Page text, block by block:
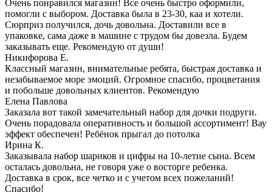
Очень понравился магазин! Все очень быстро оформили,
помогли с выбором. Доставка была в 23-30, каа и хотели.
Сюрприз получился, дочь довольна. Доставили все в
упаковке, сама даже в машине с трудом бы довезла. Будем
заказывать еще. Рекомендую от души!
Никифорова Е.
Классный магазин, внимательные ребята, быстрая доставка и
незабываемое море эмоций. Огромное спасибо, процветания
и побольше довольных клиентов. Рекомендую
Елена Павлова
Заказала вот такой замечательный набор для дочки подруги.
Очень порадовала оперативность и большой ассортимент! Вау
эффект обеспечен! Ребёнок прыгал до потолка
Ирина К.
Заказывала набор шариков и цифры на 10-летие сына. Всем
осталась довольна, не говоря уже о восторге ребенка.
Доставка в срок, все четко и с учетом всех пожеланий!
Спасибо!